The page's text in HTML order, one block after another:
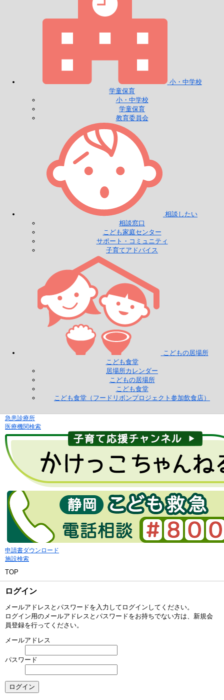
小・中学校
学童保育
小・中学校
学童保育
教育委員会
相談したい
相談窓口
こども家庭センター
サポート・コミュニティ
子育てアドバイス
こどもの居場所
こども食堂
居場所カレンダー
こどもの居場所
こども食堂
こども食堂（フードリボンプロジェクト参加飲食店）
急患診療所
医療機関検索
申請書ダウンロード
施設検索
TOP
ログイン
メールアドレスとパスワードを入力してログインしてください。
ログイン用のメールアドレスとパスワードをお持ちでない方は、新規会
員登録を行ってください。
メールアドレス
パスワード